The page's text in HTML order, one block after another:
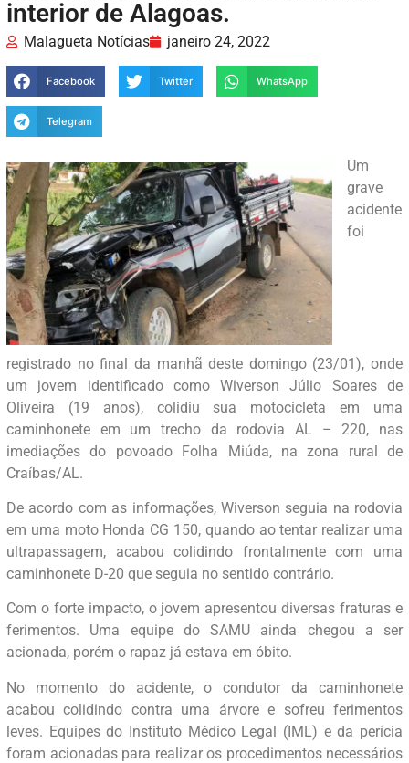
interior de Alagoas.
Malagueta Notícias janeiro 24, 2022
Facebook Twitter WhatsApp
Telegram
Um
grave
acidente
foi
registrado no final da manhã deste domingo (23/01), onde
um jovem identificado como Wiverson Júlio Soares de
Oliveira (19 anos), colidiu sua motocicleta em uma
caminhonete em um trecho da rodovia AL – 220, nas
imediações do povoado Folha Miúda, na zona rural de
Craíbas/AL.
De acordo com as informações, Wiverson seguia na rodovia
em uma moto Honda CG 150, quando ao tentar realizar uma
ultrapassagem, acabou colidindo frontalmente com uma
caminhonete D-20 que seguia no sentido contrário.
Com o forte impacto, o jovem apresentou diversas fraturas e
ferimentos. Uma equipe do SAMU ainda chegou a ser
acionada, porém o rapaz já estava em óbito.
No momento do acidente, o condutor da caminhonete
acabou colidindo contra uma árvore e sofreu ferimentos
leves. Equipes do Instituto Médico Legal (IML) e da perícia
foram acionadas para realizar os procedimentos necessários